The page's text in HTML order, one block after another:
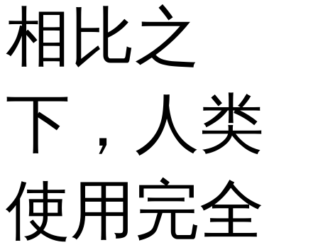
相比之
下，人类
使用完全